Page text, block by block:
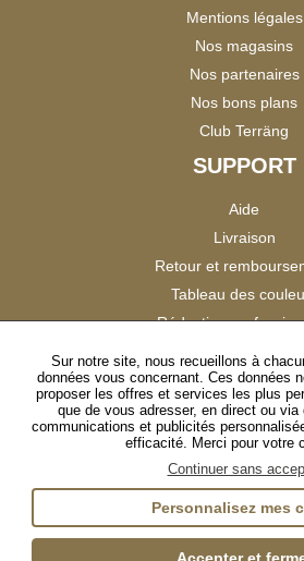
Mentions légales
Nos magasins
Nos partenaires
Nos bons plans
Club Terräng
SUPPORT
Aide
Livraison
Retour et
Tableau des
Réduction
Catalogues
Satisfaction
SUIVEZ-
InstagramTikTokFacebook
Sur notre site, nous recueillons à
données vous concernant. Ces données
proposer les offres et services les plus
que de vous adresser, en direct ou via
communications et publicités
efficacité. Merci pour votre
Continuer sans
Personnalisez mes
Accepter et